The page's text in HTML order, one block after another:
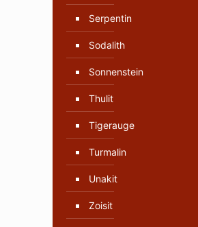
Serpentin
Sodalith
Sonnenstein
Thulit
Tigerauge
Turmalin
Unakit
Zoisit